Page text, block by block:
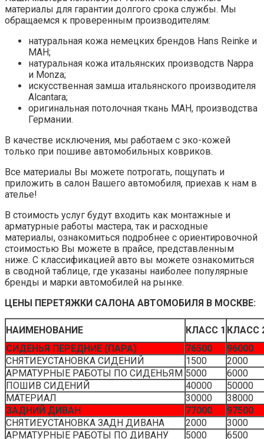
ниже. С классификацией авто вы можете ознакомиться
в сводной таблице, где указаны наиболее популярные
ЦЕНЫ ПЕРЕТЯЖКИ САЛОНА АВТОМОБИЛЯ В МОСКВЕ:
НАИМЕНОВАНИЕ
СИДЕНЬЯ ПЕРЕДНИЕ (ПАРА)
СНЯТИЕУСТАНОВКА СИДЕНИЙ
1500
2000
АРМАТУРНЫЕ РАБОТЫ ПО СИДЕНЬЯМ
ПОШИВ СИДЕНИЙ
50000
МАТЕРИАЛ
30000
38000
ЗАДНИЙ ДИВАН
СНЯТИЕУСТАНОВКА ЗАДН ДИВАНА
2000
АРМАТУРНЫЕ РАБОТЫ ПО ДИВАНУ
5000
6500
ПОШИВ СИДЕНИЙ
МАТЕРИАЛ
ЗАДНИЕ КРЫШКИ СИДЕНИЙ (2ШТ)
18000
20500
ПОШИВ
10000
12000
МАТЕРИАЛ
8000
8500
БОКОВЫЕ НАКЛАДКИ СИДЕНИЙ (2ШТ)21000
21000
ПОШИВ
15000
15000
МАТЕРИАЛ
АРМАТУРНЫЕ РАБОТЫ
20000
25000
ПОШИВ
50000
62500
МАТЕРИАЛ
15000
15000
НИЗ ТОРПЕДО
85000
102500
АРМАТУРНЫЕ РАБОТЫ
20000
25000
ПОШИВ
50000
62500
МАТЕРИАЛ
15000
15000
ТОРПЕДО ЦЕЛИКОМ
134500
150000
АРМАТУРНЫЕ РАБОТЫ
20000
25000
ПОШИВ
87500
95000
МАТЕРИАЛ
27000
30000